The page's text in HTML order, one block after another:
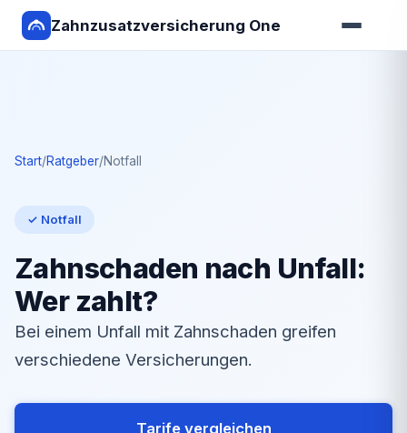
Zahnzusatzversicherung One
Start/Ratgeber/Notfall
✓ Notfall
Zahnschaden nach Unfall:
Wer zahlt?
Bei einem Unfall mit Zahnschaden greifen
verschiedene Versicherungen.
Tarife vergleichen